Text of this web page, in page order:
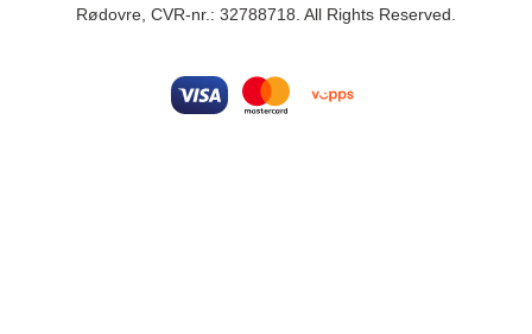
Rødovre, CVR-nr.: 32788718. All Rights Reserved.